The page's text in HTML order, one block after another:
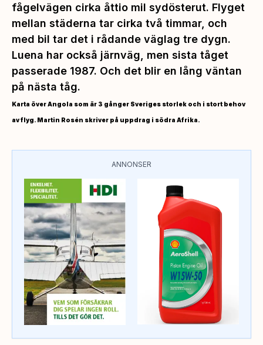
fågelvägen cirka åttio mil sydösterut. Flyget
mellan städerna tar cirka två timmar, och
med bil tar det i rådande väglag tre dygn.
Luena har också järnväg, men sista tåget
passerade 1987. Och det blir en lång väntan
på nästa tåg.
Karta över Angola som är 3 gånger Sveriges storlek och i stort behov
av flyg. Martin Rosén skriver på uppdrag i södra Afrika.
ANNONSER